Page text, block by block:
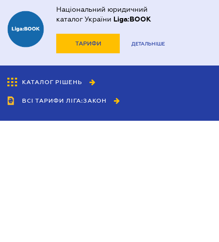
Національний юридичний
каталог України Liga:BOOK
ТАРИФИ ДЕТАЛЬНІШЕ
КАТАЛОГ РІШЕНЬ
ВСІ ТАРИФИ ЛІГА:ЗАКОН